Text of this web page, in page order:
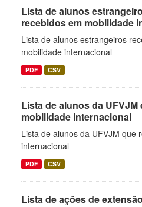
Lista de alunos
recebidos em mobilidade
Lista de alunos estrangeiros
mobilidade internacional
PDF CSV
Lista de alunos da UFVJM
mobilidade internacional
Lista de alunos da UFVJM que
internacional
PDF CSV
Lista de ações de extensão